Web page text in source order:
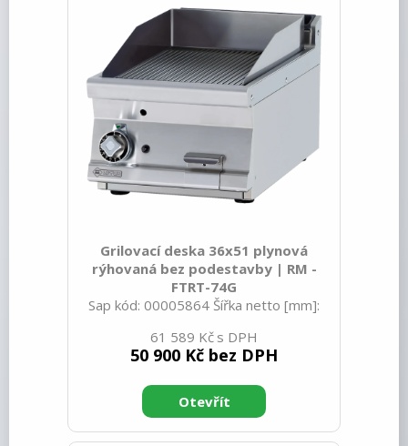
prvků: IPX5 Vnější barva zařízení:
Nerezové Materiál: Nerez Kontrolky:
chodu a nahřátí Typ vrchní desky:
Grilovací deska 36x51 plynová
rýhovaná bez podestavby | RM -
FTRT-74G
Sap kód: 00005864 Šířka netto [mm]:
netto [mm]: 280 Hmotnost netto [kg]:
58.00 Šířka brutto [mm]: 430 Hloubka
540 Hmotnost brutto [kg]: 63.00 Typ
spotřebiče: Plynové zařízení Konstruční
typ zařízení: Stolní Výkon plynový [kW]:
61 589 Kč
50 900 Kč bez DPH